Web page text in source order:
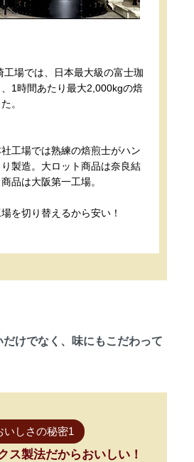
工場では、日本最大級の富士珈
1時間あたり最大2,000kgの焙
。
工場では熟練の焙煎士がハン
り製造。大ロット商品は奈良結
品は大阪第一工場。
を切り替えるから安い！
けでなく、味にもこだわって
いしさの秘密1
ス製法だからおいしい！